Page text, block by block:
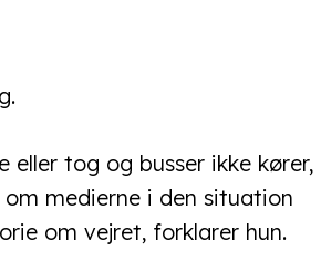
tog og busser ikke kører,
medierne i den situation
om vejret, forklarer hun.